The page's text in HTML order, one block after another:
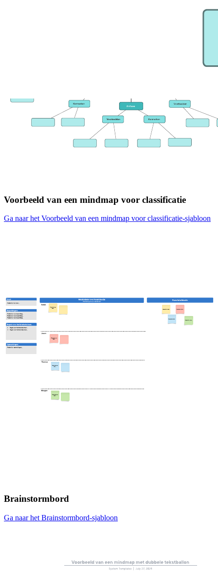
Voorbeeld van een mindmap voor classificatie
Ga naar het Voorbeeld van een mindmap voor classificatie-sjabloon
Brainstormbord
Ga naar het Brainstormbord-sjabloon